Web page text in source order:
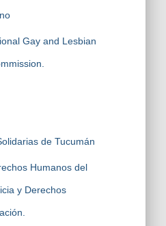
Gay and Lesbian
de Tucumán
Humanos del
y Derechos